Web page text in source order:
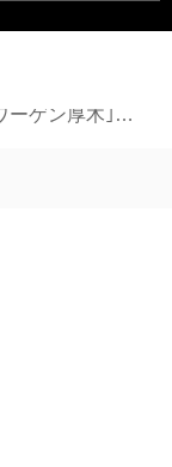
｢フォルクスワーゲン厚木｣「Audi 厚木」がオープン